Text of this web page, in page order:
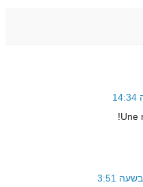
Une